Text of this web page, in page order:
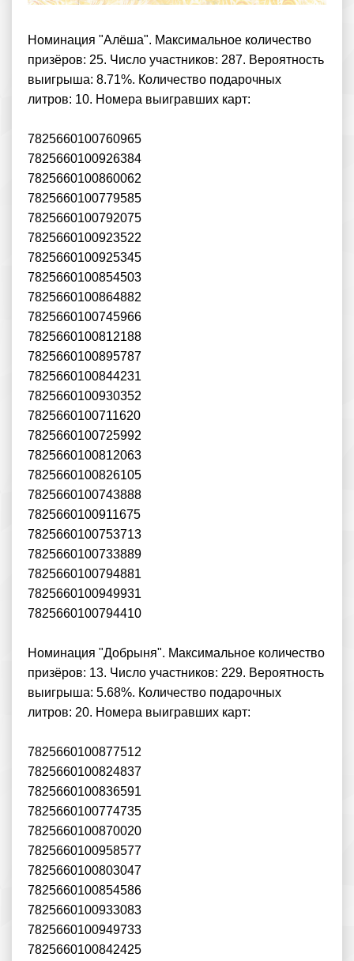
Номинация "Алёша". Максимальное количество
призёров: 25. Число участников: 287. Вероятность
выигрыша: 8.71%. Количество подарочных
литров: 10. Номера выигравших карт:
7825660100760965
7825660100926384
7825660100860062
7825660100779585
7825660100792075
7825660100923522
7825660100925345
7825660100854503
7825660100864882
7825660100745966
7825660100812188
7825660100895787
7825660100844231
7825660100930352
7825660100711620
7825660100725992
7825660100812063
7825660100826105
7825660100743888
7825660100911675
7825660100753713
7825660100733889
7825660100794881
7825660100949931
7825660100794410
Номинация "Добрыня". Максимальное количество
призёров: 13. Число участников: 229. Вероятность
выигрыша: 5.68%. Количество подарочных
литров: 20. Номера выигравших карт:
7825660100877512
7825660100824837
7825660100836591
7825660100774735
7825660100870020
7825660100958577
7825660100803047
7825660100854586
7825660100933083
7825660100949733
7825660100842425